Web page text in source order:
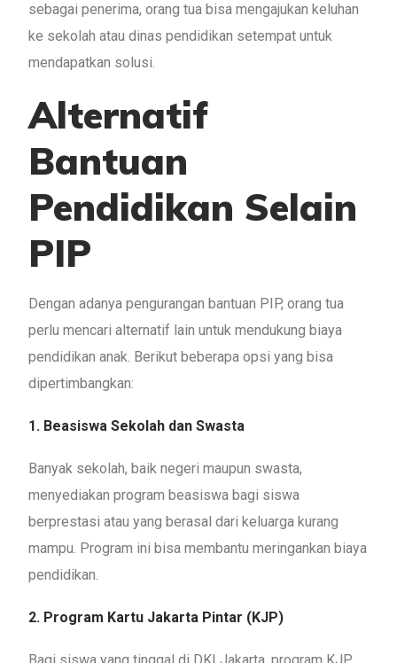
sebagai penerima, orang tua bisa mengajukan keluhan
ke sekolah atau dinas pendidikan setempat untuk
mendapatkan solusi.
Alternatif
Bantuan
Pendidikan Selain
PIP
Dengan adanya pengurangan bantuan PIP, orang tua
perlu mencari alternatif lain untuk mendukung biaya
pendidikan anak. Berikut beberapa opsi yang bisa
dipertimbangkan:
1. Beasiswa Sekolah dan Swasta
Banyak sekolah, baik negeri maupun swasta,
menyediakan program beasiswa bagi siswa
berprestasi atau yang berasal dari keluarga kurang
mampu. Program ini bisa membantu meringankan biaya
pendidikan.
2. Program Kartu Jakarta Pintar (KJP)